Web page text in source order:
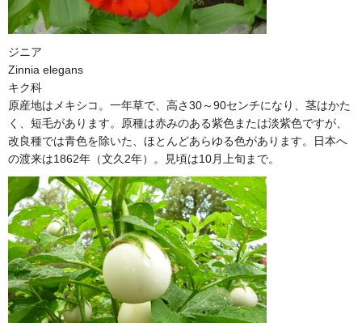
ジニア
Zinnia elegans
キク科
原産地はメキシコ。一年草で、高さ30～90センチになり、茎はかた
く、短毛があります。原種は赤みのある紫色または淡紫色ですが、
改良種では青色を除いた、ほとんどあらゆる色があります。日本へ
の渡来は1862年（文久2年）。見頃は10月上旬まで。